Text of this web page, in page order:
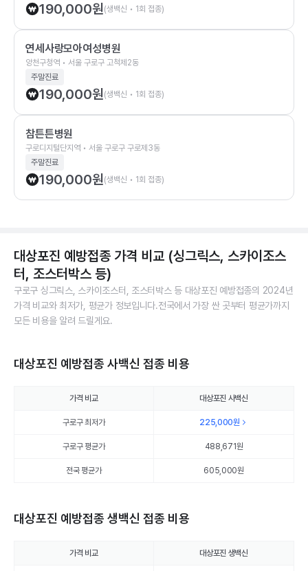
190,000원(생백신 • 1회 접종)
연세사랑모아여성병원
양천구청역 • 서울 구로구 고척제2동
주말진료
190,000원(생백신 • 1회 접종)
참튼튼병원
구로디지털단지역 • 서울 구로구 구로제3동
주말진료
190,000원(생백신 • 1회 접종)
대상포진 예방접종 가격 비교 (싱그릭스, 스카이조스
터, 조스터박스 등)
구로구 싱그릭스, 스카이조스터, 조스터박스 등 대상포진 예방접종의 2024년
가격 비교와 최저가, 평균가 정보입니다.전국에서 가장 싼 곳부터 평균가까지
모든 비용을 알려 드릴게요.
대상포진 예방접종 사백신 접종 비용
가격 비교 대상포진 사백신
구로구 최저가 225,000원
구로구 평균가 488,671원
전국 평균가 605,000원
대상포진 예방접종 생백신 접종 비용
가격 비교 대상포진 생백신